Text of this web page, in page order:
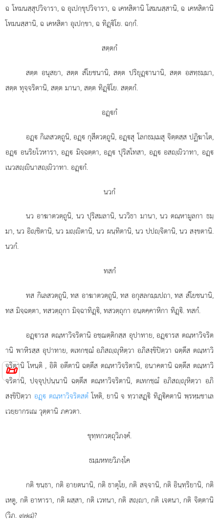
📜
ฉโทมนสฺสุปวิจารา, ฉ อุเปกฺขุปวิจารา, ฉ เคหสิตานิ โสมนสฺสานิ, ฉ เคหสิตานิ
โทมนสฺสานิ, ฉ เคหสิตา อุเปกฺขา, ฉ ทิฏฺิโย. ฉกฺกํ.
สตฺตกํ
สตฺต อนุสยา, สตฺต สํโยชนานิ, สตฺต ปริยุฏฺานานิ, สตฺต อสทฺธมฺมา,
สตฺต ทุจฺจริตานิ, สตฺต มานา, สตฺต ทิฏฺิโย. สตฺตกํ.
อฏฺกํ
อฏฺ กิเลสวตฺถูนิ, อฏฺ กุสีตวตฺถูนิ, อฏฺสุ โลกธมฺเมสุ จิตฺตสฺส ปฏิฆาโต,
อฏฺ อนริยโวหารา, อฏฺ มิจฺฉตฺตา, อฏฺ ปุริสโทสา, อฏฺ อสฺิวาทา, อฏฺ
เนวสฺินาสฺิวาทา. อฏฺกํ.
นวกํ
นว อาฆาตวตฺถูนิ, นว ปุริสมลานิ, นววิธา มานา, นว ตณฺหามูลกา ธมฺ
มา, นว อิฺชิตานิ, นว มฺิตานิ, นว ผนฺทิตานิ, นว ปปฺจิตานิ, นว สงฺขตานิ.
นวกํ.
ทสกํ
ทส กิเลสวตฺถูนิ, ทส อาฆาตวตฺถูนิ, ทส อกุสลกมฺมปถา, ทส สํโยชนานิ,
ทส มิจฺฉตฺตา, ทสวตฺถุกา มิจฺฉาทิฏฺิ, ทสวตฺถุกา อนฺตคฺคาหิกา ทิฏฺิ. ทสกํ.
อฏฺารส ตณฺหาวิจริตานิ อชฺฌตฺติกสฺส อุปาทาย, อฏฺารส ตณฺหาวิจริต
านิ พาหิรสฺส อุปาทาย, ตเทกชฺฌํ อภิสฺุหิตฺวา อภิสงฺขิปิตฺวา ฉตฺตึส ตณฺหาวิ
จริตานิ โหนฺติ, อิติ อตีตานิ ฉตฺตึส ตณฺหาวิจริตานิ, อนาคตานิ ฉตฺตึส ตณฺหาวิ
จริตานิ, ปจฺจุปฺปนฺนานิ ฉตฺตึส ตณฺหาวิจริตานิ, ตเทกชฺฌํ อภิสฺุหิตฺวา อภิ
สงฺขิปิตฺวาอฏฺ ตณฺหาวิจริตสตํโหติ, ยานิ จ ทฺวาสฏฺิ ทิฏฺิคตานิ พฺรหฺมชาเล
เวยฺยากรเณ วุตฺตานิ ภควตา.
ขุทฺทกวตฺถุวิภงฺคํ.
ธมฺมหทยวิภงฺโค
กติขนฺธา, กติ อายตนานิ, กติ ธาตุโย, กติ สจฺจานิ, กติ อินฺทฺริยานิ, กติ
เหตู, กติ อาหารา, กติ ผสฺสา, กติ เวทนา, กติ สฺา, กติ เจตนา, กติ จิตฺตานิ
(วิภ. ๙๗๘)?